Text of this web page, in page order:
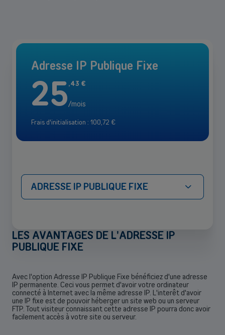
Adresse IP Publique Fixe
25,43 €
/mois
Frais d'initialisation : 100,72 €
ADRESSE IP PUBLIQUE FIXE
LES AVANTAGES DE L'ADRESSE IP
PUBLIQUE FIXE
Avec l'option Adresse IP Publique Fixe bénéficiez d'une adresse
IP permanente. Ceci vous permet d'avoir votre ordinateur
connecté à Internet avec la même adresse IP. L'interêt d'avoir
une IP fixe est de pouvoir héberger un site web ou un serveur
FTP. Tout visiteur connaissant cette adresse IP pourra donc avoir
facilement accès à votre site ou serveur.